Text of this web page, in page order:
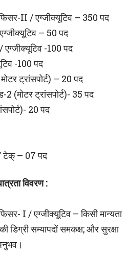
II / एग्जीक्यूटिव – 350 पद
– 50 पद
-100 पद
-100 पद
ट्रांसपोर्ट) – 20 पद
(मोटर ट्रांसपोर्ट)- 35 पद
20 पद
टेक् – 07 पद
विवरण :
I / एग्जीक्यूटिव – किसी मान्यता
डिग्री सम्यापदों समकक्ष; और सुरक्षा